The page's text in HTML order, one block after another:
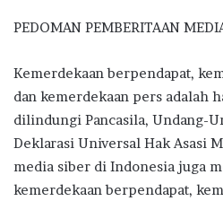
PEDOMAN PEMBERITAAN
Kemerdekaan berpendapat,
dan kemerdekaan pers adalah
dilindungi Pancasila, Undang-
Deklarasi Universal Hak Asasi
media siber di Indonesia juga
kemerdekaan berpendapat,